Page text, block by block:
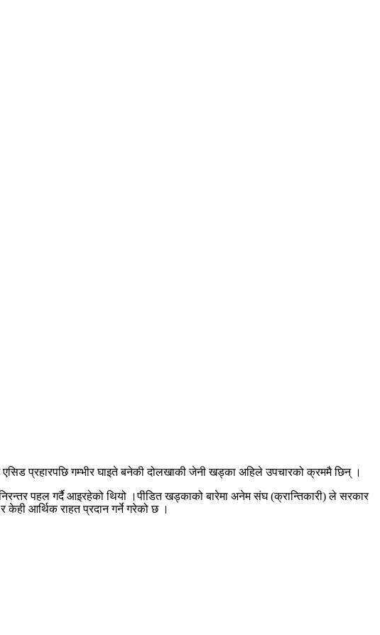
प्रहारपछि गम्भीर घाइते बनेकी दोलखाकी जेनी खड्का अहिले उपचारको क्रममै छिन् ।
पहल गर्दै आइरहेको थियो ।पीडित खड्काको बारेमा अनेम संघ (क्रान्तिकारी) ले सरकार
केही आर्थिक राहत प्रदान गर्ने गरेको छ ।